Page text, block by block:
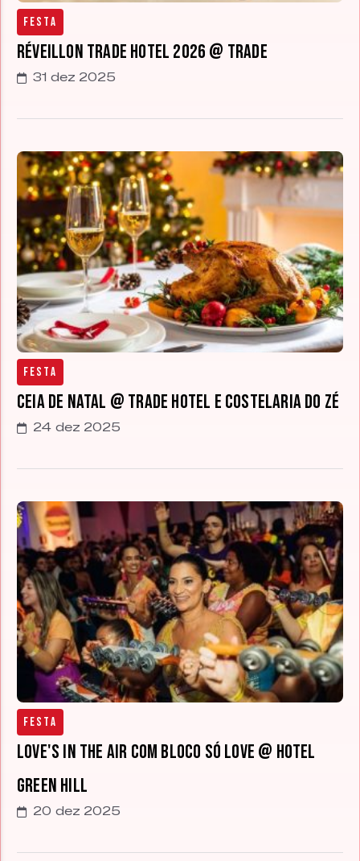
Festa
Réveillon Trade Hotel 2026 @ Trade
31 dez 2025
Festa
Ceia de Natal @ Trade Hotel e Costelaria do Zé
24 dez 2025
Festa
Love's in the air com Bloco Só Love @ Hotel
Green Hill
20 dez 2025